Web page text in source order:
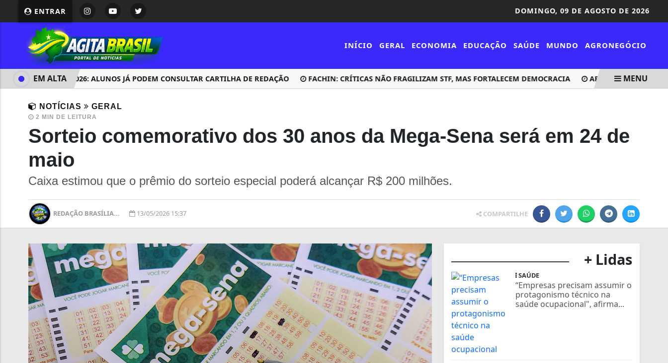
ENTRAR DOMINGO, 09 DE AGOSTO DE 2026
INÍCIO GERAL ECONOMIA EDUCAÇÃO SAÚDE MUNDO AGRONEGÓCIO
ENCCEJA 2026: ALUNOS JÁ PODEM CONSULTAR CARTILHA DE REDAÇÃO FACHIN: CRÍTICAS NÃO FRAGILIZAM STF, MAS FORTALECEM DEMOCRACIA ARTIGO | DOENÇA
EM ALTA MENU
NOTÍCIAS GERAL
2 MIN DE LEITURA
Sorteio comemorativo dos 30 anos da Mega-Sena será em 24 de
maio
Caixa estimou que o prêmio do sorteio especial poderá alcançar R$ 200 milhões.
REDAÇÃO BRASÍLIA... 13/05/2026 15:37 COMPARTILHE
+ Lidas
SAÚDE
“Empresas precisam assumir o
protagonismo técnico na
saúde ocupacional", afirma...